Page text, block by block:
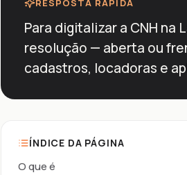
RESPOSTA RÁPIDA
Para digitalizar a CNH na
resolução — aberta ou
cadastros, locadoras e
ÍNDICE DA PÁGINA
O que é